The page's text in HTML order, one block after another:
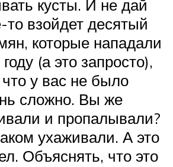
кусты. И не дай
то взойдет десятый
которые нападали
(а это запросто),
у вас не было
сложно. Вы же
и пропалывали?
ухаживали. А это
Объяснять, что это